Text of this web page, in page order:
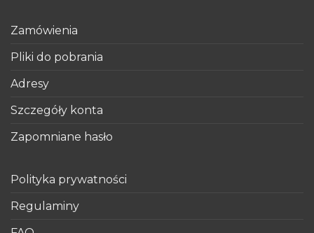
Zamówienia
Pliki do pobrania
Adresy
Szczegóły konta
Zapomniane hasło
Polityka prywatności
Regulaminy